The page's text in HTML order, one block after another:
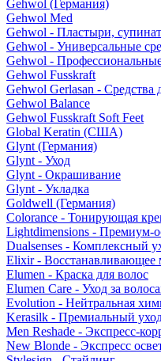
Gehwol (Германия)
Gehwol Med
Gehwol - Пластыри,
Gehwol - Универсальные
Gehwol -
Gehwol Fusskraft
Gehwol Gerlasan - Средства
Gehwol Balance
Gehwol Fusskraft Soft Feet
Global Keratin (США)
Glynt (Германия)
Glynt - Уход
Glynt - Окрашивание
Glynt - Укладка
Goldwell (Германия)
Colorance - Тонирующая
Lightdimensions - Премиум-
Dualsenses - Комплексный
Elixir - Восстанавливающее
Elumen - Краска для волос
Elumen Care - Уход за
Evolution - Нейтральная
Kerasilk - Премиальный
Men Reshade - Экспресс-
New Blonde - Экспресс